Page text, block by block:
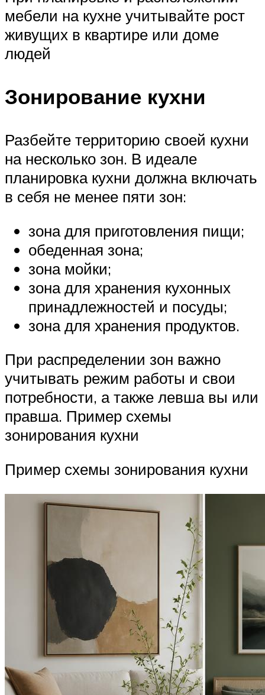
мебели на кухне учитывайте рост
живущих в квартире или доме
людей
Зонирование кухни
Разбейте территорию своей кухни
на несколько зон. В идеале
планировка кухни должна включать
в себя не менее пяти зон:
зона для приготовления пищи;
обеденная зона;
зона мойки;
зона для хранения кухонных
принадлежностей и посуды;
зона для хранения продуктов.
При распределении зон важно
учитывать режим работы и свои
потребности, а также левша вы или
правша. Пример схемы
зонирования кухни
Пример схемы зонирования кухни